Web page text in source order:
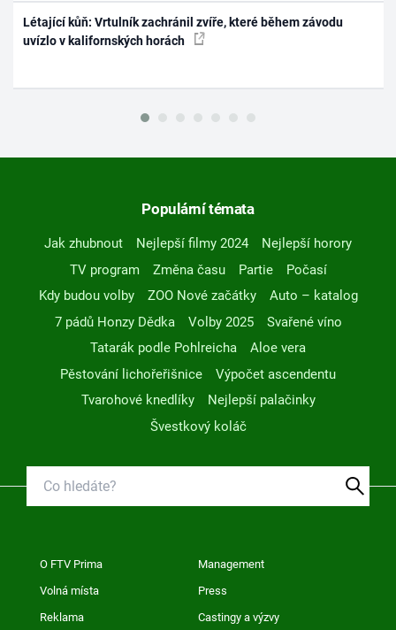
Létající kůň: Vrtulník zachránil zvíře, které během závodu
uvízlo v kalifornských horách
Populární témata
Jak zhubnout Nejlepší filmy 2024
Nejlepší horory
TV program
Změna času Partie
Počasí
Kdy budou volby
ZOO Nové začátky
Auto – katalog
7 pádů Honzy Dědka
Volby 2025
Svařené víno
Tatarák podle Pohlreicha
Aloe vera
Pěstování lichořeřišnice
Výpočet ascendentu
Tvarohové knedlíky
Nejlepší palačinky
Švestkový koláč
O FTV Prima Management
Volná místa Press
Reklama Castingy a výzvy